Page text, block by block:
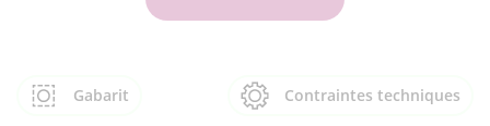
Gabarit Contraintes techniques